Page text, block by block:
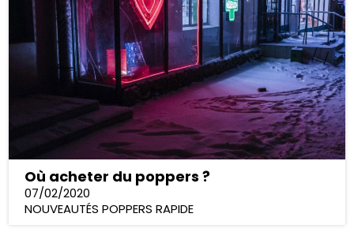
Où acheter du poppers ?
07/02/2020
NOUVEAUTÉS POPPERS RAPIDE